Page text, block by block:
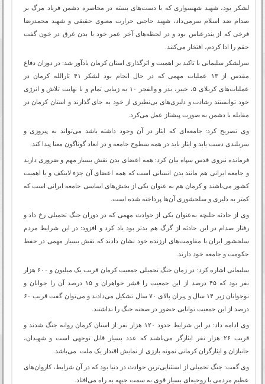
لشکر بود، شهید شهسواری که با دست‌های بسته در محاصره دشمن فریاد مرگ بر
صدام ضد اسلام سر‌می‌داد، شهید حاجبی حرارت معنوی حقیقی و شهید محمدرضا
فرخی که از بندرعباس بود و در لحظه‌های آخر عمر خود با بدن غرق در خون گفت
حقم را ادا کردم، افتخار می‌کنند.
سرلشکر سلیمانی با تاکید بر اهمیت و اثرگذاری استان کرمان یادآور شد: در دوران دفاع
مقدس از ۱۳ عملیات مهمی که در حال انجام بود لشکر ۴۱ ثارالله کرمان در
عملیات‌های کربلای ۵، خیبر، بدر و والفجر ۱۰ به زیبایی تمام و با نهایت تلاش و انرژی
خود توانستند رشادت‌ و دلیری‌های بی‌نظیری از خود به جای گذارند و استان کرمان در
مقابله با دشمن به صورت پیشتاز عمل می‌کرد.
وی تصریح کرد: جامعه‌ای که ایثار در آن وجود داشته باشد می‌تواند به پیروزی و
سربلندی دست یابد و ایثار باید در همه سطوح جامعه و در ابعاد گوناگون معنا پیدا کند.
فرمانده نیروی قدس سپاه بیان کرد: همه اعضای بدن نقش بسیار مهم و ضروری دارند
و جامعه ایرانی هم مانند بدن انسانی است که همه اعضای آن جزء لاینکف و با اهمیت
کشور می‌باشند و کرمان هم به عنوان یکی از بخش‌های اساسی جامعه ایرانی است که
کمتر به دلیری و سلحشوری آن‌ها پرداخته شده است.
وی از حادثه حلبچه به‌عنوان یکی از حوادث مهمی که در دوران جنگ تحمیلی رخ داد و
رفتار صدام در این حادثه از گرگ هم بدتر بود یاد کرد و افزود: در این شرایط مردم
سلحشور ایران با مقاومت‌های ارزنده خود نشان دادند که نقش بسیار مهمی در حفظ
حکومت و جامعه خود دارند.
سلیمانی اشاره کرد: در زمان جنگ تحمیلی جمعیت کرمان قریب یک میلیون و ۶۰۰ هزار
نفر بود که ۴۵ درصد از این جمعیت را قشر خواهران و ۱۵ درصد آن را جوانان و
نوجوانان زیر ۱۴ سال و پیران بالای ۷۰ سال تشکیل می‌دادند و می‌توان گفت قریب ۶۰
درصد از این جمعیت توانایی حضور در صحنه جنگ را نداشتند.
وی ادامه داد: در این شرایط حدود ۱۲۰ هزار نفر از استان کرمان روانه جنگ شدند و
قریب ۲۶ هزار نفر ایثارگر می‌باشند که عدد بسیار قابل توجهی است و شهیدان،
جانبازان و ایثارگران کرمانی نمونه بارزی از نمایش اقتدار یک ملت می‌باشد.
وی گفت: جنگ تحمیلی از استثنایی‌ترین حوادث در دنیا بود که در آن شرایط، کاروان‌های
عظیم مردمی با روحیه‌ای بسیار قوی به سمت جبهه به راه می‌افتاد.